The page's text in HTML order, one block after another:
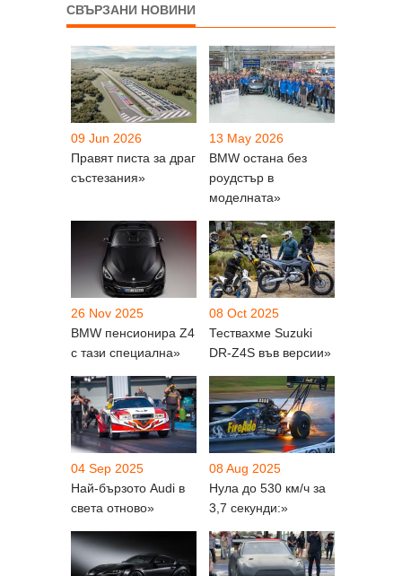
СВЪРЗАНИ НОВИНИ
09 Jun 2026
Правят писта за драг
състезания»
13 May 2026
BMW остана без
роудстър в
моделната»
26 Nov 2025
BMW пенсионира Z4
с тази специална»
08 Oct 2025
Тествахме Suzuki
DR-Z4S във версии»
04 Sep 2025
Най-бързото Audi в
света отново»
08 Aug 2025
Нула до 530 км/ч за
3,7 секунди:»